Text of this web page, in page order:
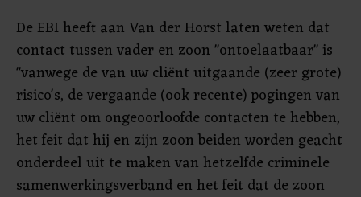
De EBI heeft aan Van der Horst laten weten dat
contact tussen vader en zoon "ontoelaatbaar" is
"vanwege de van uw cliënt uitgaande (zeer grote)
risico's, de vergaande (ook recente) pogingen van
uw cliënt om ongeoorloofde contacten te hebben,
het feit dat hij en zijn zoon beiden worden geacht
onderdeel uit te maken van hetzelfde criminele
samenwerkingsverband en het feit dat de zoon